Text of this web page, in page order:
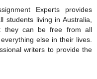
Experts provides
students living in Australia,
they can be free from all
else in their lives.
writers to provide the